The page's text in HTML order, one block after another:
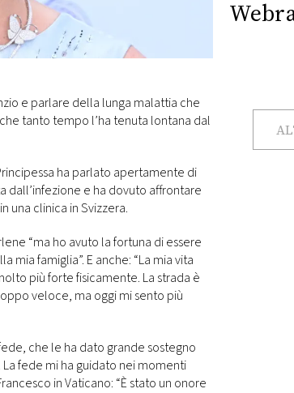
e parlare della lunga malattia che
tanto tempo l’ha tenuta lontana dal
ha parlato apertamente di
dall’infezione e ha dovuto affrontare
una clinica in Svizzera.
“ma ho avuto la fortuna di essere
mia famiglia”. E anche: “La mia vita
più forte fisicamente. La strada è
veloce, ma oggi mi sento più
che le ha dato grande sostegno
fede mi ha guidato nei momenti
in Vaticano: “È stato un onore